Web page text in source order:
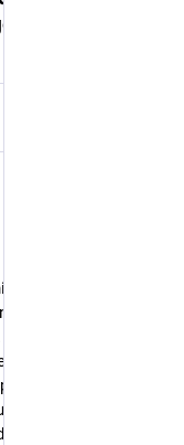
dalla povertà
e 4 mesi i
per rincoglionire
sono solo
in tv gli
di solette di